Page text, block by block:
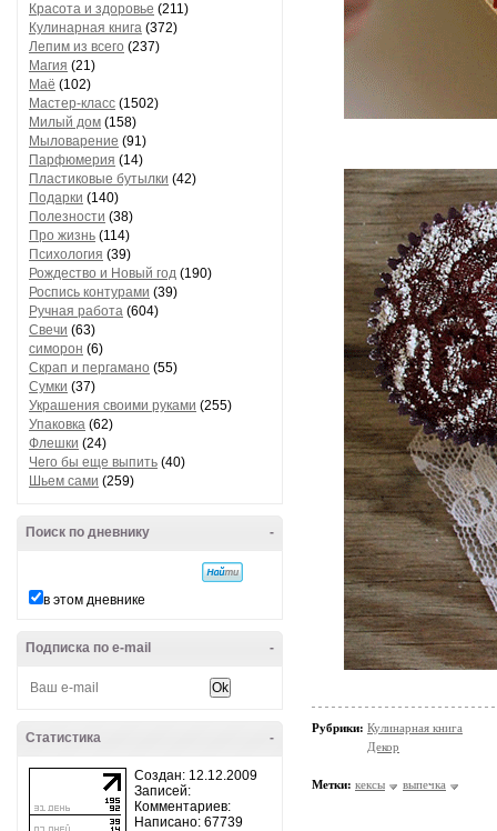
Красота и здоровье (211)
Кулинарная книга (372)
Лепим из всего (237)
Магия (21)
Маё (102)
Мастер-класс (1502)
Милый дом (158)
Мыловарение (91)
Парфюмерия (14)
Пластиковые бутылки (42)
Подарки (140)
Полезности (38)
Про жизнь (114)
Психология (39)
Рождество и Новый год (190)
Роспись контурами (39)
Ручная работа (604)
Свечи (63)
симорон (6)
Скрап и пергамано (55)
Сумки (37)
Украшения своими руками (255)
Упаковка (62)
Флешки (24)
Чего бы еще выпить (40)
Шьем сами (259)
-
Поиск по дневнику
в этом дневнике
-
Подписка по e-mail
-
Статистика
Создан: 12.12.2009
Записей:
Комментариев:
Написано: 67739
Рубрики: Кулинарная книга
Декор
Метки: кексы выпечка